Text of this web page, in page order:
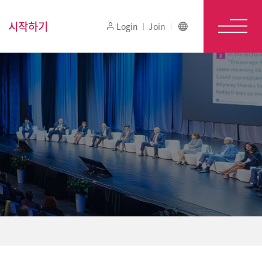
시작하기 Login Join
메뉴보